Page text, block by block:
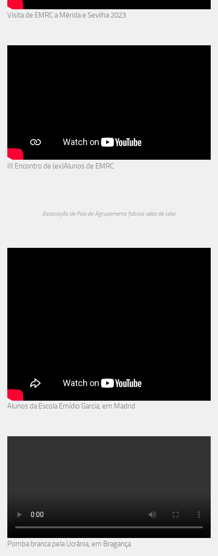
Visita de EMRC a Mérida e Sevilha 2023
III Encontro de (ex)Alunos de EMRC
Associação de Pais do Agrupamento fabrica velas de calor
Alunos da Escola Emídio Garcia, em Madrid
Pomba branca pela Ucrânia, em Bragança